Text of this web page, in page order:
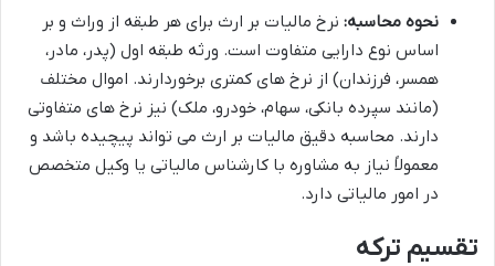
نحوه محاسبه: نرخ مالیات بر ارث برای هر طبقه از وراث و بر
اساس نوع دارایی متفاوت است. ورثه طبقه اول (پدر، مادر،
همسر، فرزندان) از نرخ های کمتری برخوردارند. اموال مختلف
(مانند سپرده بانکی، سهام، خودرو، ملک) نیز نرخ های متفاوتی
دارند. محاسبه دقیق مالیات بر ارث می تواند پیچیده باشد و
معمولاً نیاز به مشاوره با کارشناس مالیاتی یا وکیل متخصص
در امور مالیاتی دارد.
تقسیم ترکه